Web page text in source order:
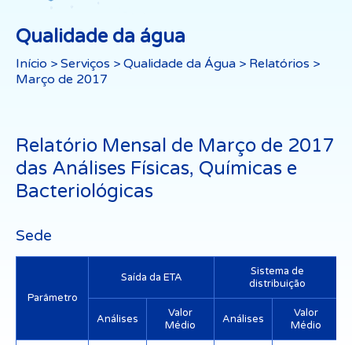
Qualidade da água
Início > Serviços > Qualidade da Água > Relatórios >
Março de 2017
Relatório Mensal de Março de 2017
das Análises Físicas, Químicas e
Bacteriológicas
Sede
Parâmetro
Saída da ETA
Sistema de
distribuição
Análises
Valor
Médio
Análises
Valor
Médio